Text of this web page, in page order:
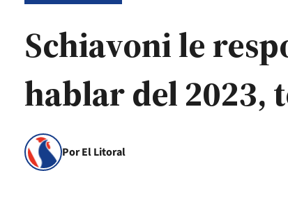
Schiavoni le
hablar del 2023,
Por El Litoral